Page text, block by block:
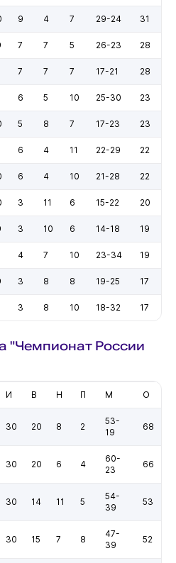
9 4 7 29-24 31
7 7 5 26-23 28
7 7 7 17-21 28
6 5 10 25-30 23
5 8 7 17-23 23
6 4 11 22-29 22
6 4 10 21-28 22
3 11 6 15-22 20
3 10 6 14-18 19
4 7 10 23-34 19
3 8 8 19-25 17
3 8 10 18-32 17
"Чемпионат России
И В Н П М О
30 20 8 2
53-
19
68
30 20 6 4
60-
23
66
30 14 11 5
54-
39
53
30 15 7 8
47-
39
52